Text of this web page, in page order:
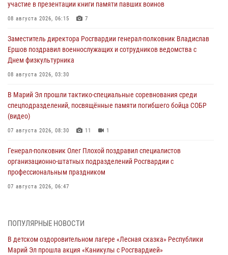
участие в презентации книги памяти павших воинов
08 августа 2026, 06:15 7
Заместитель директора Росгвардии генерал-полковник Владислав
Ершов поздравил военнослужащих и сотрудников ведомства с
Днем физкультурника
08 августа 2026, 03:30
В Марий Эл прошли тактико-специальные соревнования среди
спецподразделений, посвящённые памяти погибшего бойца СОБР
(видео)
07 августа 2026, 08:30 11 1
Генерал-полковник Олег Плохой поздравил специалистов
организационно-штатных подразделений Росгвардии с
профессиональным праздником
07 августа 2026, 06:47
Всероссийском семинаре в Нижнем Новгороде (видео)
07 августа 2026, 06:25 8 1
ПОПУЛЯРНЫЕ НОВОСТИ
В детском оздоровительном лагере «Лесная сказка» Республики
Марий Эл прошла акция «Каникулы с Росгвардией»